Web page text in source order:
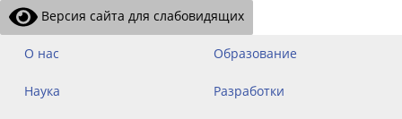
Версия сайта для слабовидящих
О нас Образование
Наука Разработки